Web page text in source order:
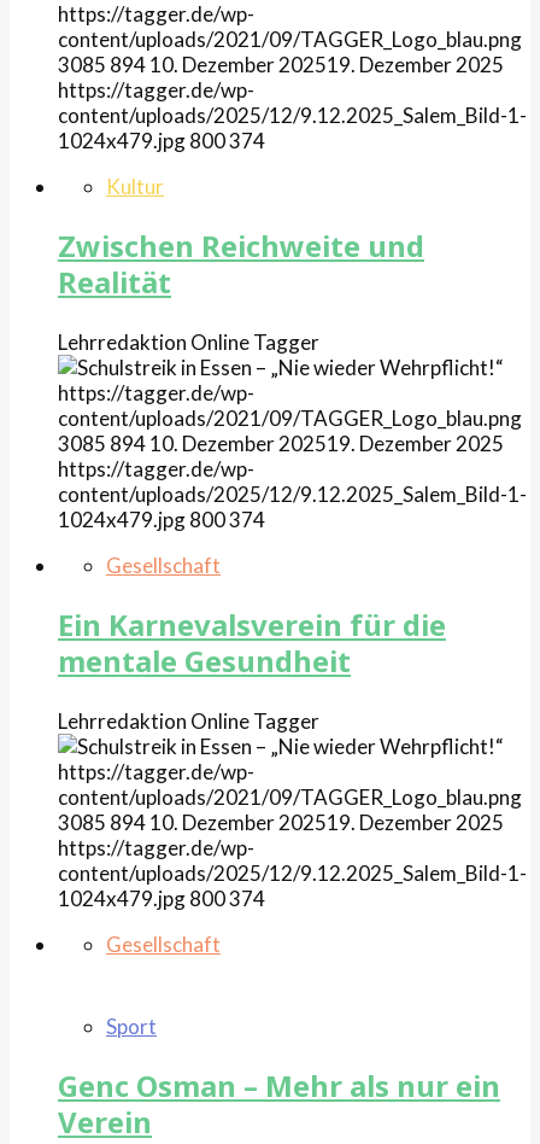
https://tagger.de/wp-
content/uploads/2021/09/TAGGER_Logo_blau.png
3085 89410. Dezember 202519. Dezember 2025
https://tagger.de/wp-
content/uploads/2025/12/9.12.2025_Salem_Bild-1-
1024x479.jpg800374
Kultur
Zwischen Reichweite und
Realität
Lehrredaktion OnlineTagger
https://tagger.de/wp-
content/uploads/2021/09/TAGGER_Logo_blau.png
3085 89410. Dezember 202519. Dezember 2025
https://tagger.de/wp-
content/uploads/2025/12/9.12.2025_Salem_Bild-1-
1024x479.jpg800374
Gesellschaft
Ein Karnevalsverein für die
mentale Gesundheit
Lehrredaktion OnlineTagger
https://tagger.de/wp-
content/uploads/2021/09/TAGGER_Logo_blau.png
3085 89410. Dezember 202519. Dezember 2025
https://tagger.de/wp-
content/uploads/2025/12/9.12.2025_Salem_Bild-1-
1024x479.jpg800374
Gesellschaft
Sport
Genc Osman – Mehr als nur ein
Verein